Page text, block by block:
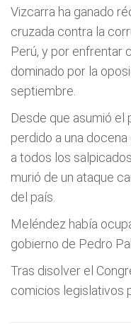
Vizcarra ha ganado
cruzada contra la
Perú, y por enfrentar
dominado por la
septiembre.
Desde que asumió el
perdido a una
a todos los
murió de un ataque
del país.
Meléndez había
gobierno de Pedro
Tras disolver el
comicios legislativos